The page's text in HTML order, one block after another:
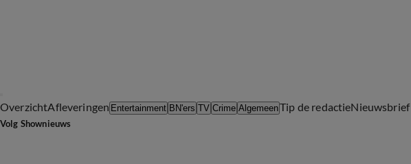
OverzichtAfleveringen Entertainment BN'ers TV Crime AlgemeenTip de redactieNieuwsbrief
Volg Shownieuws